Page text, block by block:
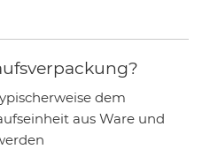
dem
aus Ware und